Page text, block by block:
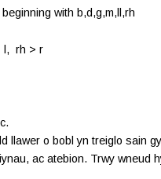
with b,d,g,m,ll,rh
l, rh > r
llawer o bobl yn treiglo sain
ac atebion. Trwy wneud